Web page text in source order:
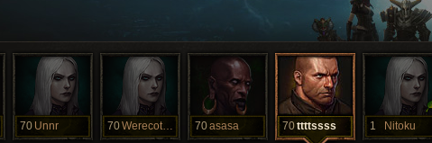
70 Unnr 70 Werecotsoguy 70asasa 70ttttssss 1 Nitoku